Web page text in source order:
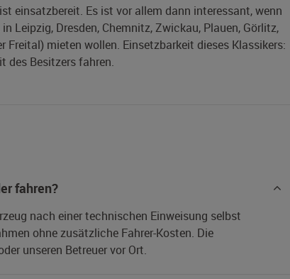
einsatzbereit. Es ist vor allem dann interessant, wenn
Leipzig, Dresden, Chemnitz, Zwickau, Plauen, Görlitz,
Freital) mieten wollen. Einsetzbarkeit dieses Klassikers:
des Besitzers fahren.
fahren?
nach einer technischen Einweisung selbst
ohne zusätzliche Fahrer-Kosten. Die
unseren Betreuer vor Ort.